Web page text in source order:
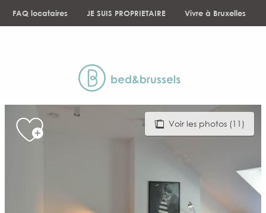
FAQ locataires JE SUIS PROPRIETAIRE Vivre à Bruxelles
Voir les photos (11)